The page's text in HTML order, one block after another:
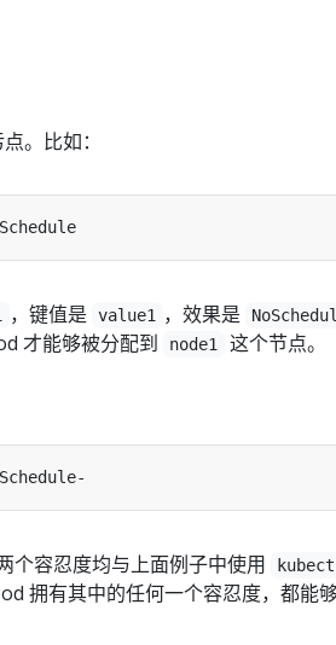
。比如：
，键值是 value1 ，效果是
才能够被分配到
node1
这个节点。
个容忍度均与上面例子中使用
拥有其中的任何一个容忍度，都能